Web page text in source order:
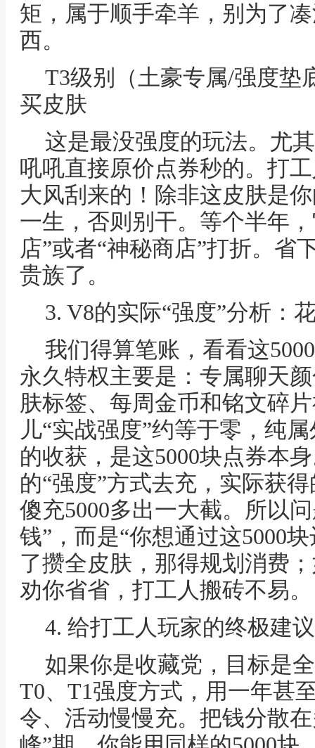
矩，属于顺手牵羊，别为了
西。
T3级别（土豪专属/强度垫
买皮肤
这是最没强度的玩法。尤
吼吼直接原价点券秒的。打
大风刮来的！除非这皮肤是
一生，否则别干。等个半年
店”或者“神秘商店”打折。省
贵族了。
3. V8的实际“强度”分析：
我们得算笔账，看看这
永久特权主要是：专属聊天
肤标签、每周金币和铭文碎
儿“实战强度”约等于零，纯
的收获，是这5000块点券本
的“强度”方式去充，实际获
傻充5000多出一大截。所以
钱”，而是“你想通过这5000
了攒全皮肤，那得规划消费
劝你省省，打工人搬砖不易。
4. 给打工人玩家的终极建
如果你是收藏党，目标是
T0、T1强度方式，用一年甚
令、活动慢慢充。把钱分散